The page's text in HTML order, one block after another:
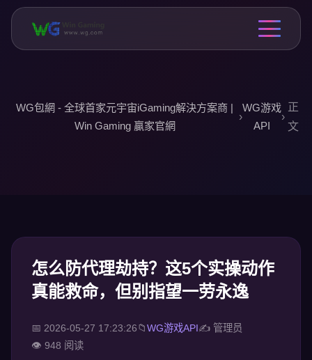
WG包網 - 全球首家元宇宙iGaming解決方案商 |
Win Gaming 贏家官網
›
WG游戏
API
›
正
文
怎么防代理劫持？这5个实操动作
真能救命，但别指望一劳永逸
📅 2026-05-27 17:23:26📁WG游戏API✍ 管理员
👁️ 948 阅读